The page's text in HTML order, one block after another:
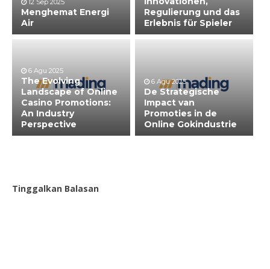
12 Sep 2025
Menghemat Energi
Air
Regulierung und das
Erlebnis für Spieler
6 Agu 2025
The Evolving
Landscape of Online
Casino Promotions:
An Industry
Perspective
6 Agu 2025
De Strategische
Impact van
Promoties in de
Online Gokindustrie
Tinggalkan Balasan